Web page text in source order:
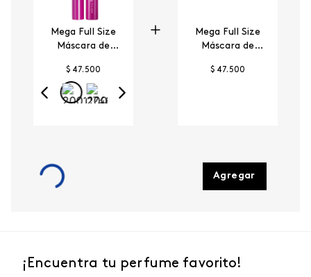
Mega Full Size
Máscara de
de Agua
$ 47.500
Mega Full Size
Máscara de
Retirado
$ 47.500
Agregar
¡Encuentra tu perfume favorito!